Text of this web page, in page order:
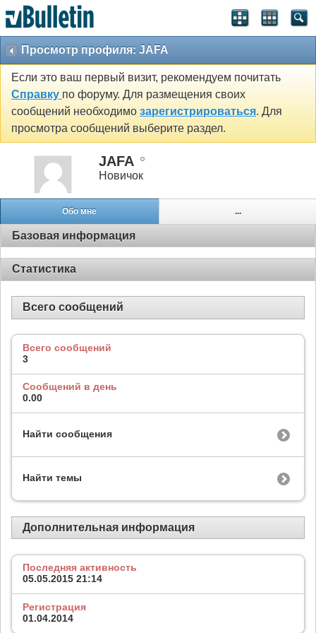
Просмотр профиля: JAFA
Если это ваш первый визит, рекомендуем почитать
Справку по форуму. Для размещения своих
сообщений необходимо зарегистрироваться. Для
просмотра сообщений выберите раздел.
JAFA
Новичок
Обо мне ...
Базовая информация
Статистика
Всего сообщений
Всего сообщений
3
Сообщений в день
0.00
Найти сообщения
Найти темы
Дополнительная информация
Последняя активность
05.05.2015 21:14
Регистрация
01.04.2014